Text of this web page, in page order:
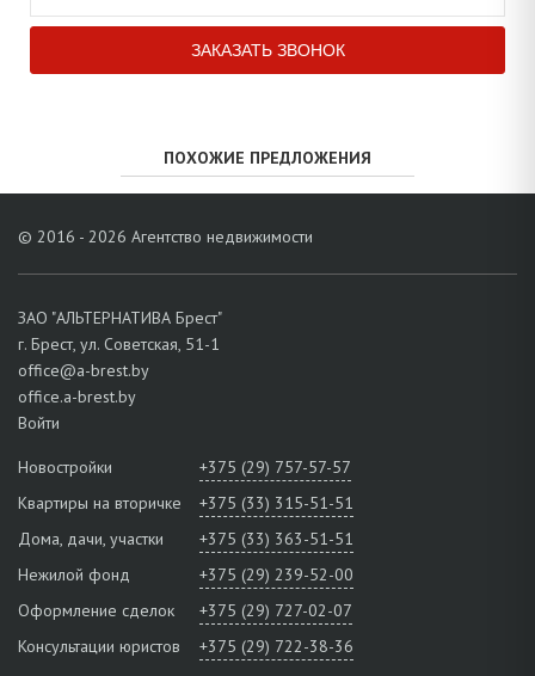
ПОХОЖИЕ ПРЕДЛОЖЕНИЯ
© 2016 - 2026 Агентство недвижимости
ЗАО "АЛЬТЕРНАТИВА Брест"
г. Брест, ул. Советская, 51-1
office@a-brest.by
office.a-brest.by
Войти
Новостройки
+375 (29) 757-57-57
Квартиры на вторичке
+375 (33) 315-51-51
Дома, дачи, участки
+375 (33) 363-51-51
Нежилой фонд
+375 (29) 239-52-00
Оформление сделок
+375 (29) 727-02-07
Консультации юристов
+375 (29) 722-38-36